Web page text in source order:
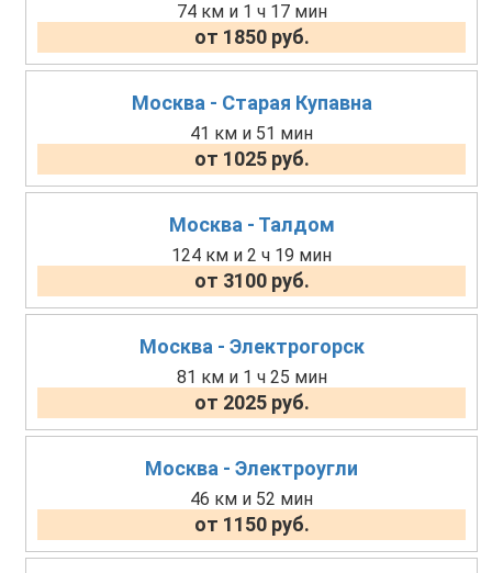
74 км и 1 ч 17 мин
от 1850 руб.
Москва - Старая Купавна
41 км и 51 мин
от 1025 руб.
Москва - Талдом
124 км и 2 ч 19 мин
от 3100 руб.
Москва - Электрогорск
81 км и 1 ч 25 мин
от 2025 руб.
Москва - Электроугли
46 км и 52 мин
от 1150 руб.